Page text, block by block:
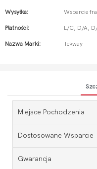
Wysyłka: Wsparcie
Płatności: L/C, D/A,
Nazwa Marki: Tekway
Miejsce Pochodzenia
Dostosowane Wsparcie
Gwarancja